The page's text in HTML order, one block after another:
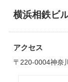
横浜相鉄ビ
アクセス
〒220-0004神奈